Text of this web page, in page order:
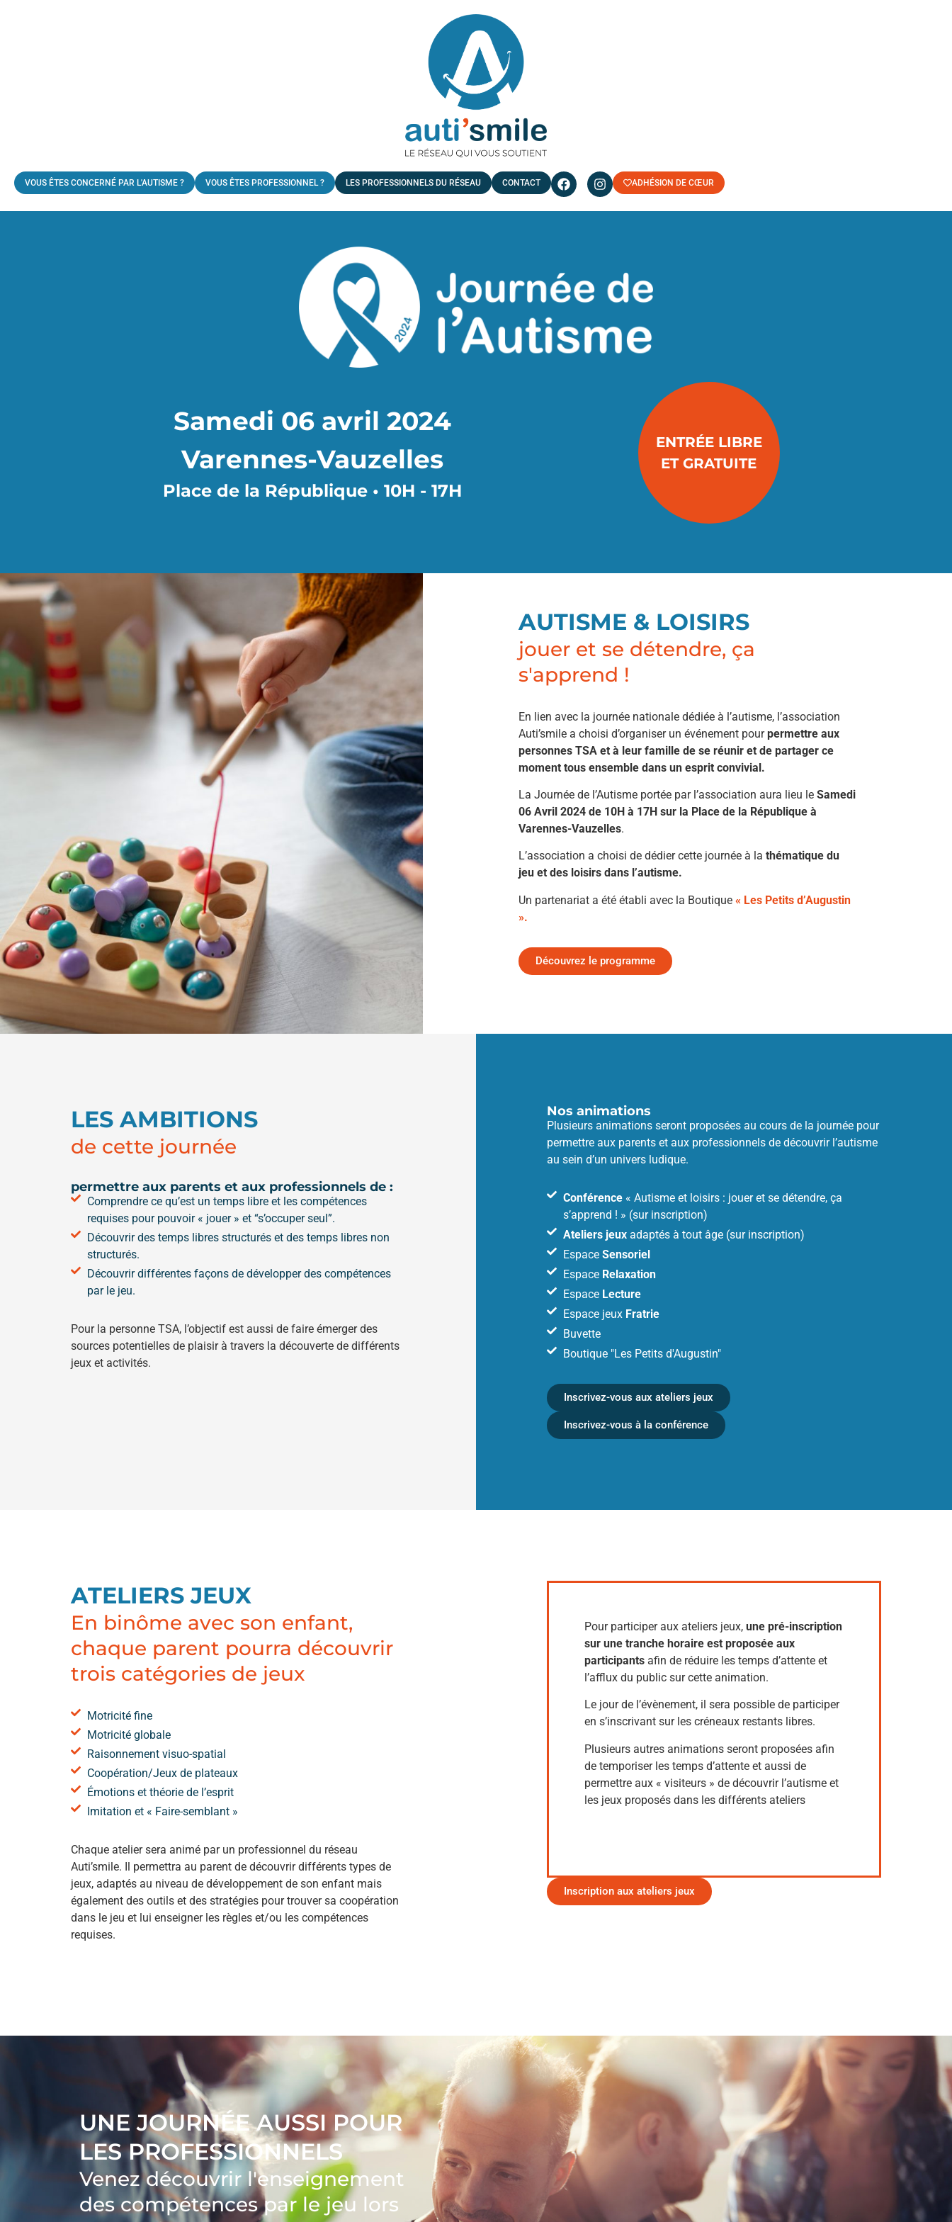
VOUS ÊTES CONCERNÉ PAR L'AUTISME ? VOUS ÊTES PROFESSIONNEL ? LES PROFESSIONNELS DU RÉSEAU CONTACT ADHÉSION DE CŒUR
Samedi 06 avril 2024
Varennes-Vauzelles
Place de la République • 10H - 17H
ENTRÉE LIBRE
ET GRATUITE
AUTISME & LOISIRS
jouer et se détendre, ça
s'apprend !
En lien avec la journée nationale dédiée à l’autisme, l’association
Auti’smile a choisi d’organiser un événement pourpermettre aux
personnes TSA et à leur famille de se réunir et de partager ce
moment tous ensemble dans un esprit convivial.
La Journée de l’Autisme portée par l’association aura lieu le Samedi
06 Avril 2024 de 10H à 17H sur la Place de la République à
Varennes-Vauzelles.
L’association a choisi de dédier cette journée à la thématique du
jeu et des loisirs dans l’autisme.
Un partenariat a été établi avec la Boutique « Les Petits d’Augustin
».
Découvrez le programme
LES AMBITIONS
de cette journée
permettre aux parents et aux professionnels de :
Comprendre ce qu’est un temps libre et les compétences
requises pour pouvoir « jouer » et “s’occuper seul”.
Découvrir des temps libres structurés et des temps libres non
structurés.
Découvrir différentes façons de développer des compétences
par le jeu.
Pour la personne TSA, l’objectif est aussi de faire émerger des
sources potentielles de plaisir à travers la découverte de différents
jeux et activités.
Nos animations
Plusieurs animations seront proposées au cours de la journée pour
permettre aux parents et aux professionnels de découvrir l’autisme
au sein d’un univers ludique.
Conférence« Autisme et loisirs : jouer et se détendre, ça
s’apprend ! » (sur inscription)
Ateliers jeuxadaptés à tout âge (sur inscription)
Espace Sensoriel
Espace Relaxation
Espace Lecture
Espace jeux Fratrie
Buvette
Boutique "Les Petits d'Augustin"
Inscrivez-vous aux ateliers jeux
Inscrivez-vous à la conférence
ATELIERS JEUX
En binôme avec son enfant,
chaque parent pourra découvrir
trois catégories de jeux
Motricité fine
Motricité globale
Raisonnement visuo-spatial
Coopération/Jeux de plateaux
Émotions et théorie de l’esprit
Imitation et « Faire-semblant »
Chaque atelier sera animé par un professionnel du réseau
Auti’smile. Il permettra au parent de découvrir différents types de
jeux, adaptés au niveau de développement de son enfant mais
également des outils et des stratégies pour trouver sa coopération
dans le jeu et lui enseigner les règles et/ou les compétences
requises.
Pour participer aux ateliers jeux, une pré-inscription
sur une tranche horaire est proposée aux
participants afin de réduire les temps d’attente et
l’afflux du public sur cette animation.
Le jour de l’évènement, il sera possible de participer
en s’inscrivant sur les créneaux restants libres.
Plusieurs autres animations seront proposées afin
de temporiser les temps d’attente et aussi de
permettre aux « visiteurs » de découvrir l’autisme et
les jeux proposés dans les différents ateliers
Inscription aux ateliers jeux
UNE JOURNÉE AUSSI POUR
LES PROFESSIONNELS
Venez découvrir l'enseignement
des compétences par le jeu lors